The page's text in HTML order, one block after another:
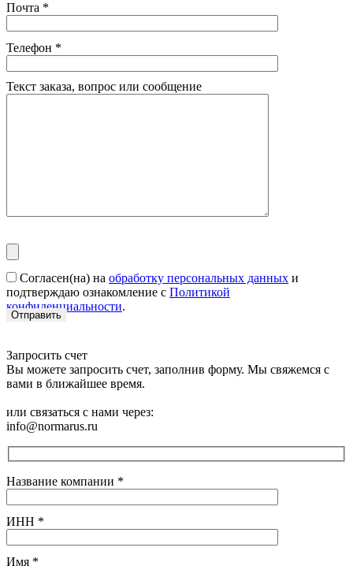
Почта *
Телефон *
Текст заказа, вопрос или сообщение
Согласен(на) на обработку персональных данных и
подтверждаю ознакомление с Политикой
конфиденциальности.
Запросить счет
Вы можете запросить счет, заполнив форму. Мы свяжемся с
вами в ближайшее время.
или связаться с нами через:
info@normarus.ru
Название компании *
ИНН *
Имя *